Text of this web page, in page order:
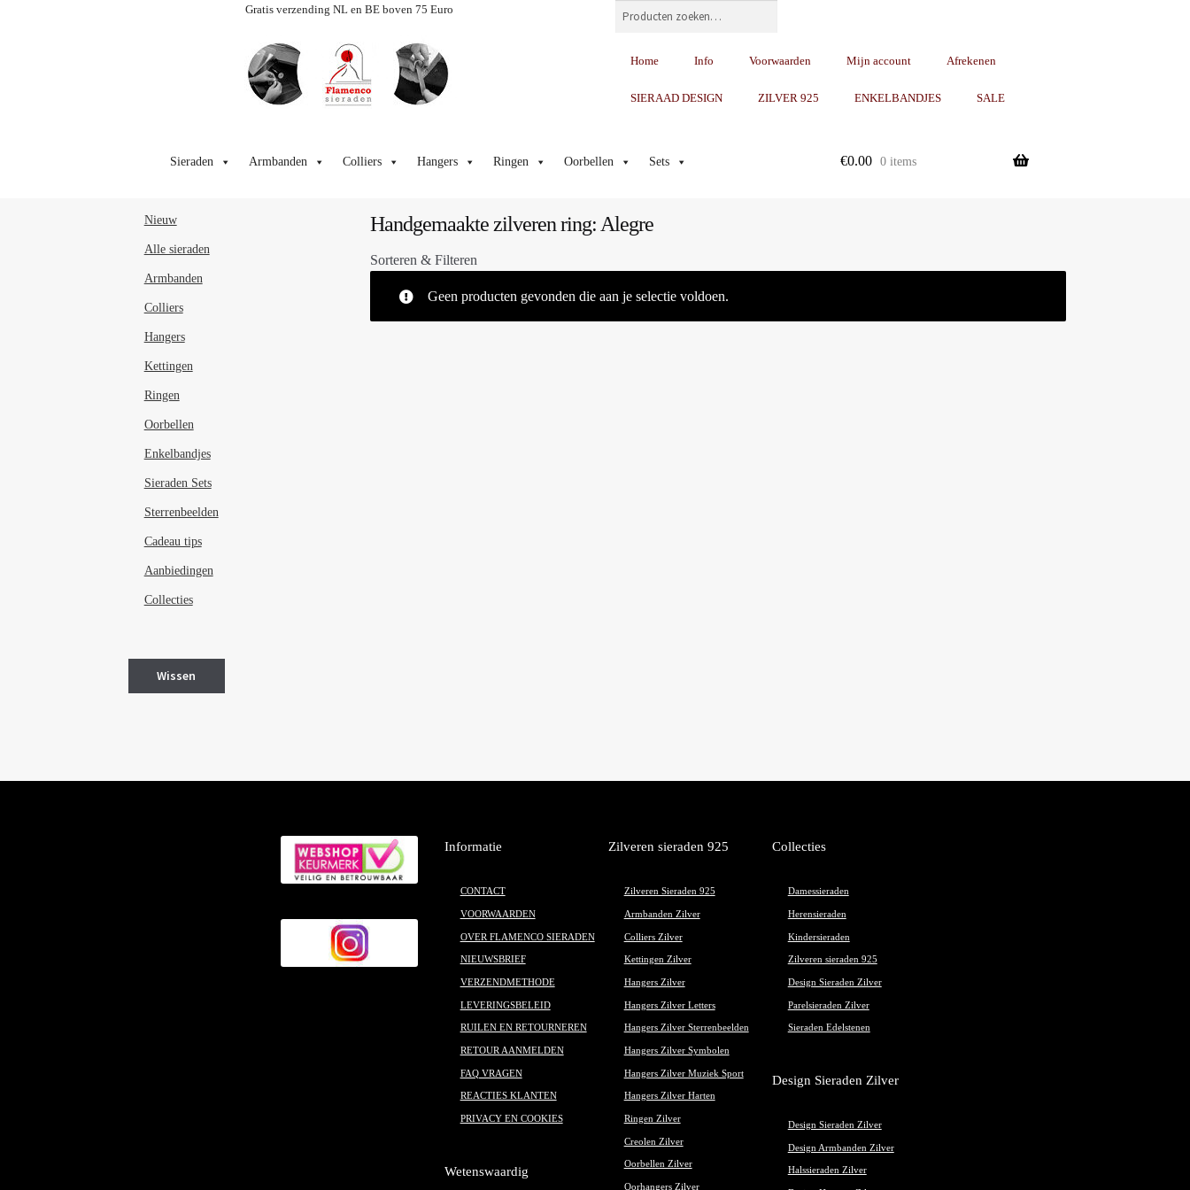
Gratis verzending NL en BE boven 75 Euro Zoeken
Home Info Voorwaarden Mijn account Afrekenen
SIERAAD DESIGN ZILVER 925 ENKELBANDJES SALE
door
naar
Sieraden Armbanden Colliers Hangers Ringen Oorbellen Sets €0.00 0 items
Handgemaakte zilveren ring: Alegre
Sorteren & Filteren
Geen producten gevonden die aan je selectie voldoen.
Nieuw
Alle sieraden
Armbanden
Colliers
Hangers
Kettingen
Ringen
Oorbellen
Enkelbandjes
Sieraden Sets
Sterrenbeelden
Cadeau tips
Aanbiedingen
Collecties
Wissen
Informatie
CONTACT
VOORWAARDEN
OVER FLAMENCO SIERADEN
NIEUWSBRIEF
VERZENDMETHODE
LEVERINGSBELEID
RUILEN EN RETOURNEREN
RETOUR AANMELDEN
FAQ VRAGEN
REACTIES KLANTEN
PRIVACY EN COOKIES
Wetenswaardig
Zilveren sieraden 925
Zilveren Sieraden 925
Armbanden Zilver
Colliers Zilver
Kettingen Zilver
Hangers Zilver
Hangers Zilver Letters
Hangers Zilver Sterrenbeelden
Hangers Zilver Symbolen
Hangers Zilver Muziek Sport
Hangers Zilver Harten
Ringen Zilver
Creolen Zilver
Oorbellen Zilver
Oorhangers Zilver
Collecties
Damessieraden
Herensieraden
Kindersieraden
Zilveren sieraden 925
Design Sieraden Zilver
Parelsieraden Zilver
Sieraden Edelstenen
Design Sieraden Zilver
Design Sieraden Zilver
Design Armbanden Zilver
Halssieraden Zilver